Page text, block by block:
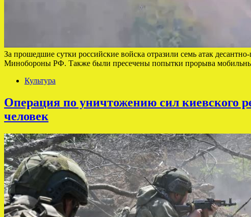
За прошедшие сутки российские войска отразили семь атак
Минобороны РФ. Также были пресечены попытки прорыва
Культура
Операция по уничтожению сил киевского
человек